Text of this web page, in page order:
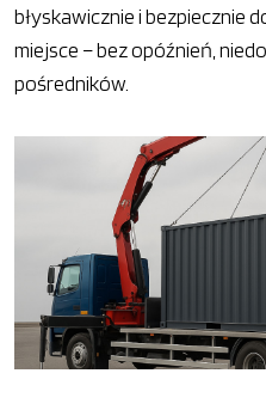
błyskawicznie i bezpiecznie
miejsce – bez opóźnień,
pośredników.